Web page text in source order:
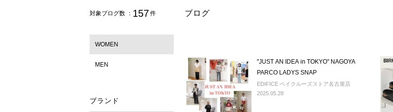
対象ブログ数 ： 157件
WOMEN
MEN
ブランド
ブログ
"JUST AN IDEA in TOKYO" NAGOYA
PARCO LADYS SNAP
EDIFICE ベイクルーズストア名古屋店
2025.05.28